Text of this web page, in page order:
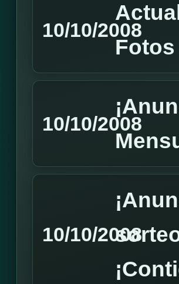
10/10/2008
10/10/2008
10/10/2008